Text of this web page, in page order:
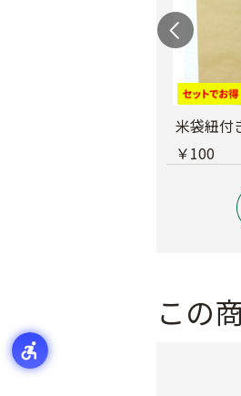
米袋紐
￥100
この